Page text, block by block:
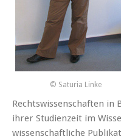
© Saturia Linke
Rechtswissenschaften in
ihrer Studienzeit im
wissenschaftliche